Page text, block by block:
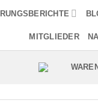
MITGLIEDER